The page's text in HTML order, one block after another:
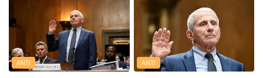
ANTI ANTI